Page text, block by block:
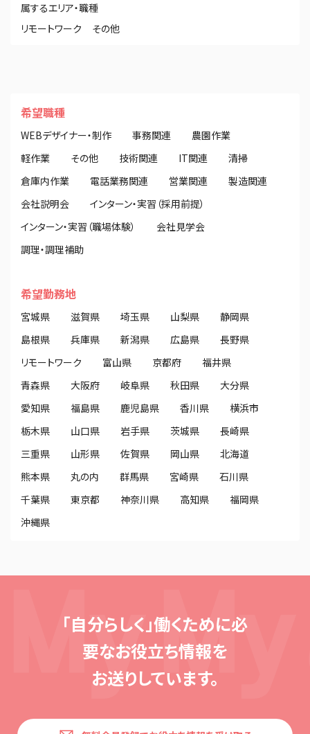
属するエリア・職種
リモートワーク
その他
希望職種
WEBデザイナー・制作 事務関連
農園作業
軽作業
その他 技術関連 IT関連
清掃
倉庫内作業
電話業務関連 営業関連
製造関連
会社説明会
インターン・実習（採用前提）
インターン・実習（職場体験）
会社見学会
調理・調理補助
希望勤務地
宮城県 滋賀県 埼玉県 山梨県
静岡県
島根県
兵庫県 新潟県 広島県
長野県
リモートワーク
富山県 京都府
福井県
青森県
大阪府 岐阜県 秋田県
大分県
愛知県
福島県 鹿児島県 香川県
横浜市
栃木県
山口県 岩手県 茨城県
長崎県
三重県
山形県 佐賀県 岡山県
北海道
熊本県
丸の内 群馬県 宮崎県
石川県
千葉県
東京都 神奈川県 高知県
福岡県
沖縄県
「自分らしく」働くために必
要なお役立ち情報を
お送りしています。